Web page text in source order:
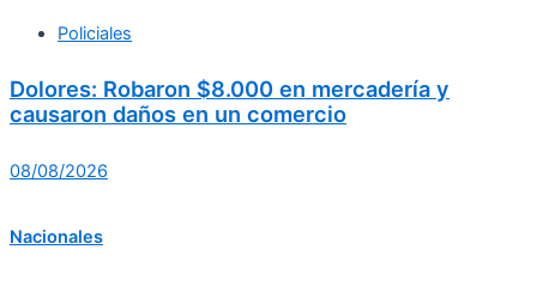
Policiales
Dolores: Robaron $8.000 en mercadería y
causaron daños en un comercio
08/08/2026
Nacionales